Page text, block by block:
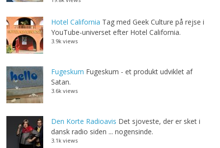
Hotel California Tag med Geek Culture på rejse i
YouTube-universet efter Hotel California.
3.9k views
Fugeskum Fugeskum - et produkt udviklet af
Satan.
3.6k views
Den Korte Radioavis Det sjoveste, der er sket i
dansk radio siden ... nogensinde.
3.1k views